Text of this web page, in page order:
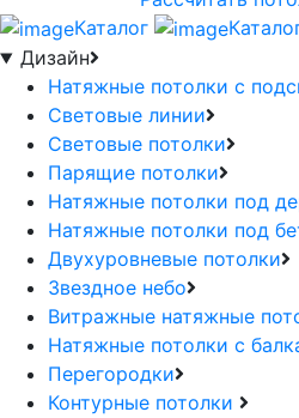
Каталог
Дизайн
Натяжные потолки с
Световые линии
Световые потолки
Парящие потолки
Натяжные потолки под
Натяжные потолки под
Двухуровневые потолки
Звездное небо
Витражные натяжные
Натяжные потолки с
Перегородки
Контурные потолки